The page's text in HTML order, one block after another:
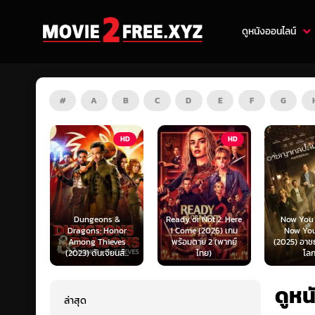
ดูหนังออนไลน์
# A B C D E F G
HD
Ready or Not 2: Here
I Come (2026) เกม
พร้อมตาย 2 (พากย์
ไทย)
HD
Now You See Me:
Now You Don’t
(2025) อาชญากลปล้น
โลก...
Tron:
ทรอน: แอ
ไทย
ดูห
ล่าสุด